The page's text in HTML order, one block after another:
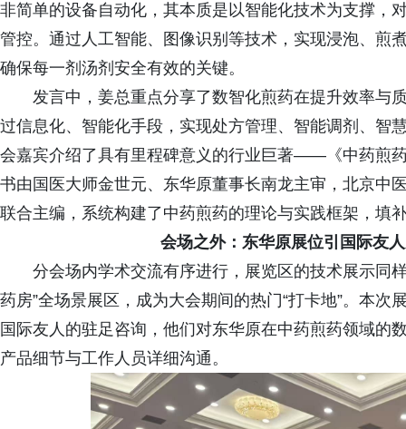
非简单的设备自动化，其本质是以智能化技术为支撑，
管控。通过人工智能、图像识别等技术，实现浸泡、煎
确保每一剂汤剂安全有效的关键。
发言中，姜总重点分享了数智化煎药在提升效率与
过信息化、智能化手段，实现处方管理、智能调剂、智
会嘉宾介绍了具有里程碑意义的行业巨著——《中药煎
书由国医大师金世元、东华原董事长南龙主审，北京中
联合主编，系统构建了中药煎药的理论与实践框架，填
会场之外：东华原展位引国际友
分会场内学术交流有序进行，展览区的技术展示同
药房”全场景展区，成为大会期间的热门“打卡地”。本
国际友人的驻足咨询，他们对东华原在中药煎药领域的
产品细节与工作人员详细沟通。